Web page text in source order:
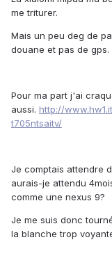
me triturer.
Mais un peu deg de
douane et pas de gps.
Pour ma part j'ai
aussi. http://
t705ntsaitv/
Je comptais attendre
aurais-je attendu
comme une nexus 9?
Je me suis donc
la blanche trop